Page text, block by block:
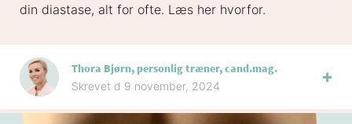
din diastase, alt for ofte. Læs her hvorfor.
Thora Bjørn, personlig træner, cand.mag.
Skrevet d 9 november, 2024